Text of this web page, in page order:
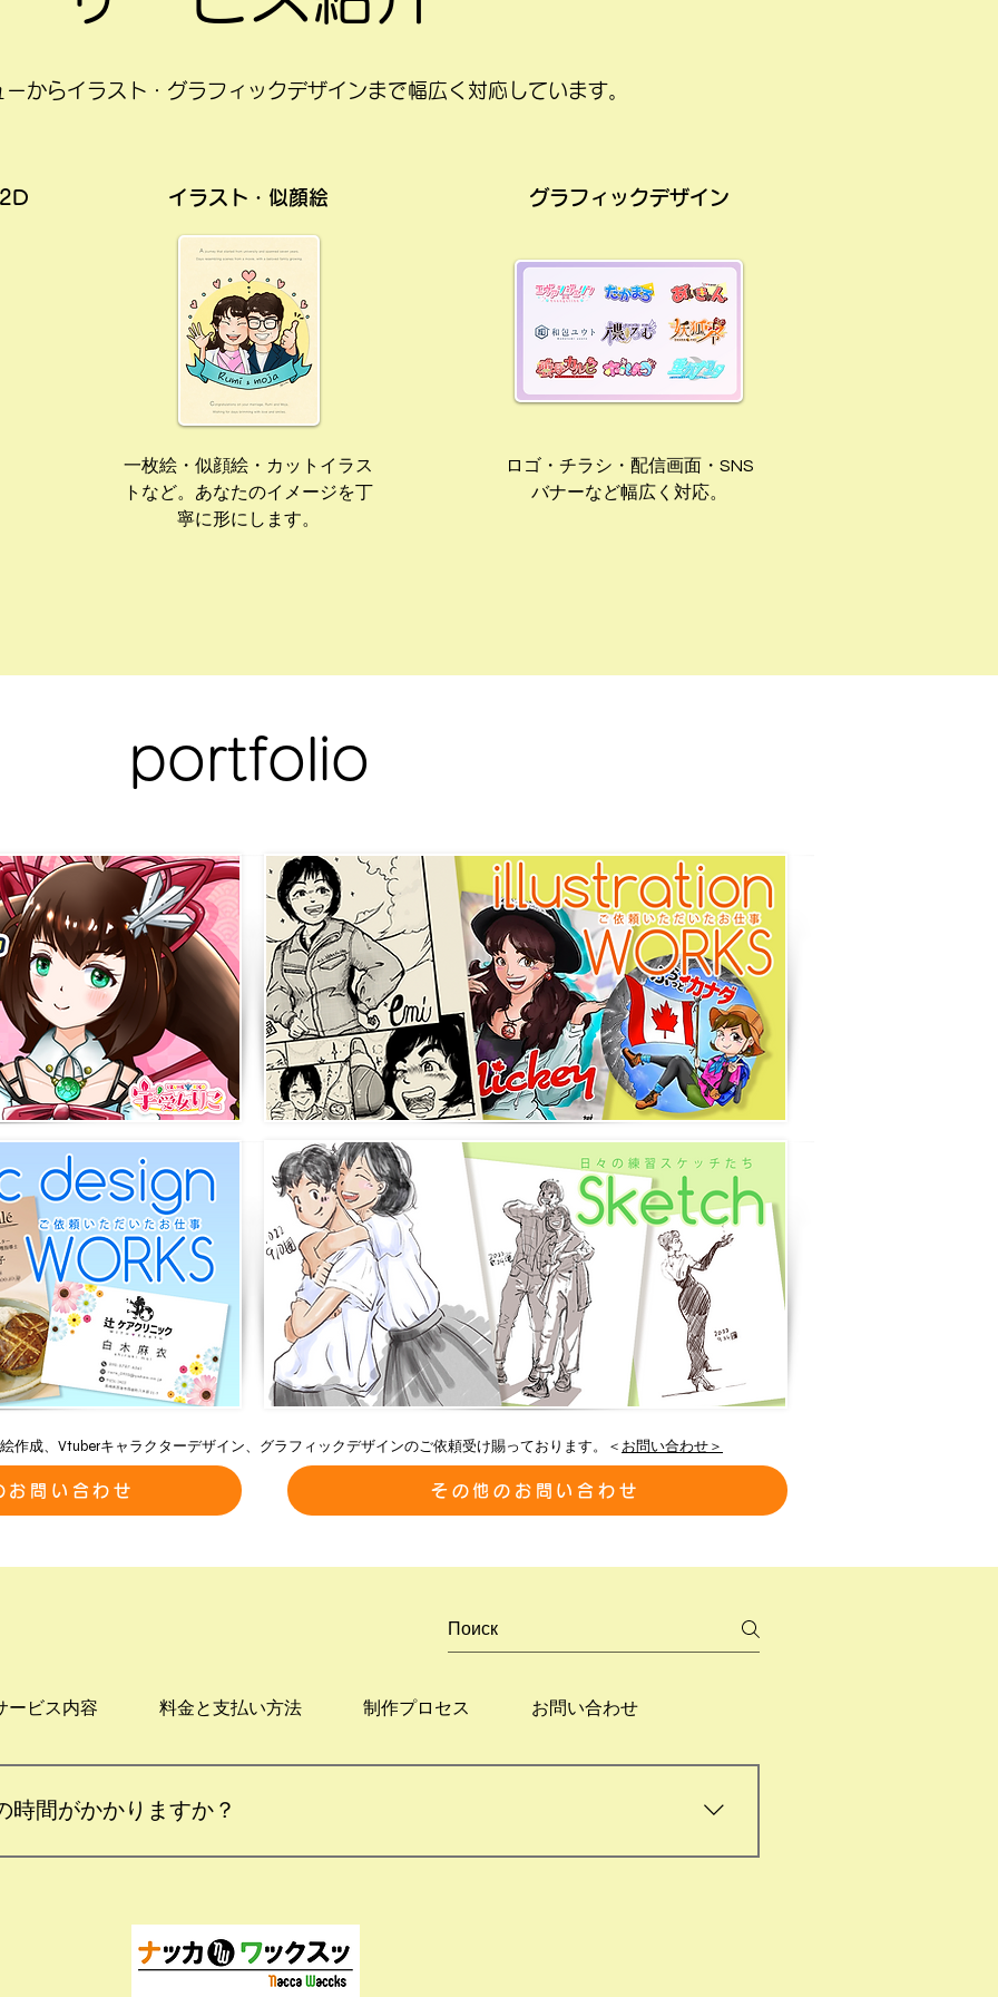
からイラスト・グラフィックデザインまで幅広く対応しています。
イラスト・似顔絵
一枚絵・似顔絵・カットイラス
トなど。あなたのイメージを丁
寧に形にします。
グラフィックデザイン
ロゴ・チラシ・配信画面・SNS
バナーなど幅広く対応。
portfolio
作成、Vtuberキャラクターデザイン、グラフィックデザインのご依頼受け賜っております。＜ お問い合わせ＞
問い合わせ その他のお問い合わせ
ービス内容 料金と支払い方法 制作プロセス お問い合わせ
時間がかかりますか？